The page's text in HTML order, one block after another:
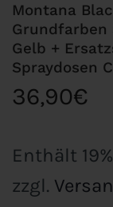
Montana
Grundfarben
Gelb +
Spraydosen
36,90€
Enthält
zzgl.